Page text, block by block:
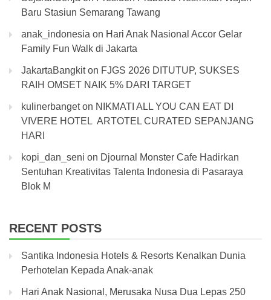
Baru Stasiun Semarang Tawang
anak_indonesia on Hari Anak Nasional Accor Gelar
Family Fun Walk di Jakarta
JakartaBangkiton FJGS 2026 DITUTUP, SUKSES
RAIH OMSET NAIK 5% DARI TARGET
kulinerbangeton NIKMATI ALL YOU CAN EAT DI
VIVERE HOTEL ARTOTEL CURATED SEPANJANG
HARI
kopi_dan_seni on Djournal Monster Cafe Hadirkan
Sentuhan Kreativitas Talenta Indonesia di Pasaraya
Blok M
RECENT POSTS
Santika Indonesia Hotels & Resorts Kenalkan Dunia
Perhotelan Kepada Anak-anak
Hari Anak Nasional, Merusaka Nusa Dua Lepas 250